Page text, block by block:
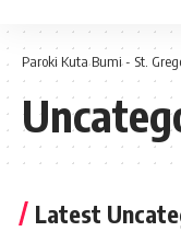
Paroki Kuta Bumi - St.
Latest